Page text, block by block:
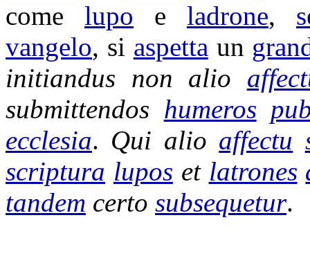
come lupo e ladrone,
vangelo, si aspetta un
initiandus non alio
submittendos humeros
ecclesia. Qui alio affectu
scriptura lupos et latrones
tandem certo subsequetur.